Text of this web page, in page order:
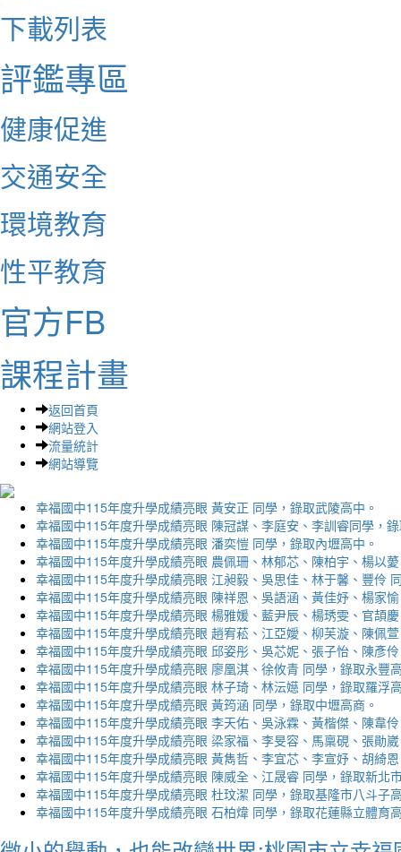
下載列表
評鑑專區
健康促進
交通安全
環境教育
性平教育
官方FB
課程計畫
返回首頁
網站登入
流量統計
網站導覽
幸福國中115年度升學成績亮眼 黃安正 同學，錄取武陵高中。
幸福國中115年度升學成績亮眼 陳冠謀、李庭安、李訓睿同學，
幸福國中115年度升學成績亮眼 潘奕愷 同學，錄取內壢高中。
幸福國中115年度升學成績亮眼 農佩珊、林郁芯、陳柏宇、楊以
幸福國中115年度升學成績亮眼 江昶毅、吳思佳、林于馨、豐伶
幸福國中115年度升學成績亮眼 陳祥恩、吳語涵、黃佳妤、楊家
幸福國中115年度升學成績亮眼 楊雅媛、藍尹辰、楊琇雯、官頡
幸福國中115年度升學成績亮眼 趙宥菘、江亞嬡、柳芙漩、陳佩
幸福國中115年度升學成績亮眼 邱姿彤、吳芯妮、張子怡、陳彥
幸福國中115年度升學成績亮眼 廖凰淇、徐攸青 同學，錄取永豐
幸福國中115年度升學成績亮眼 林子琦、林沄嬨 同學，錄取羅浮
幸福國中115年度升學成績亮眼 黃筠涵 同學，錄取中壢高商。
幸福國中115年度升學成績亮眼 李天佑、吳泳霖、黃楷傑、陳韋
幸福國中115年度升學成績亮眼 梁家福、李旻容、馬稟硯、張勛
幸福國中115年度升學成績亮眼 黃雋哲、李宜芯、李宣妤、胡綺
幸福國中115年度升學成績亮眼 陳威全、江晟睿 同學，錄取新北
幸福國中115年度升學成績亮眼 杜玟潔 同學，錄取基隆市八斗子
幸福國中115年度升學成績亮眼 石柏煒 同學，錄取花蓮縣立體育